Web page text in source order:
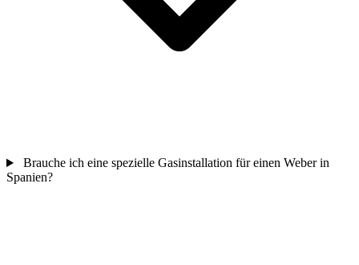
Brauche ich eine spezielle Gasinstallation für einen Weber in
Spanien?